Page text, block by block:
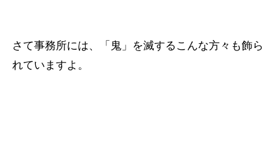
さて事務所には、「鬼」を滅するこんな方々も飾ら
れていますよ。